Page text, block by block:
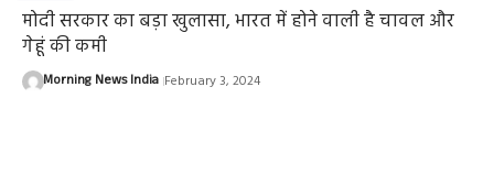
मोदी सरकार का बड़ा खुलासा, भारत में होने वाली है चावल और
गेहूं की कमी
Morning News India February 3, 2024